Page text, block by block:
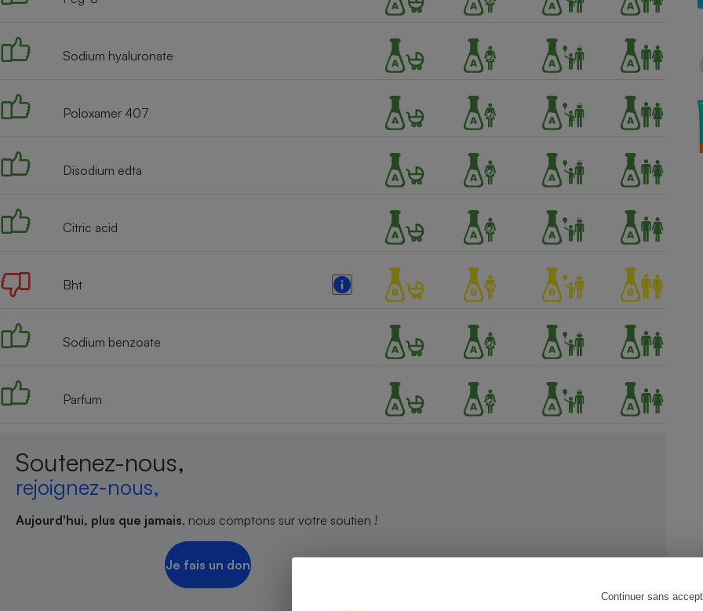
Continuer sans
Sodium hyaluronate
Poloxamer 407
Disodium edta
Citric acid
Bht
Sodium benzoate
Parfum
Soutenez-nous,
rejoignez-nous,
Aujourd'hui, plus que jamais, nous comptons sur votre soutien !
Je fais un don
Robot ménager
Appareil photo
numérique
Électricité - Gaz
Lessive